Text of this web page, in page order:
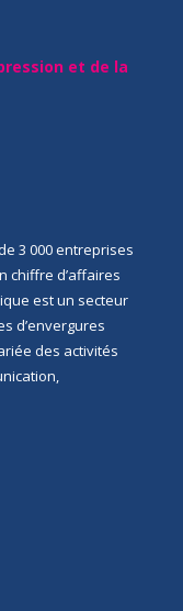
et de la
3 000 entreprises
chiffre d’affaires
est un secteur
d’envergures
des activités